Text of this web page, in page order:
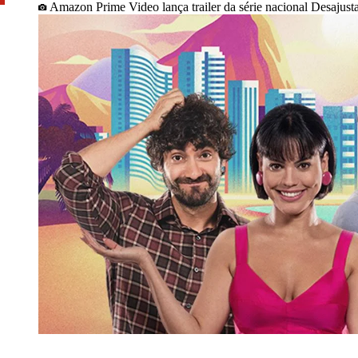
Amazon Prime Video lança trailer da série nacional